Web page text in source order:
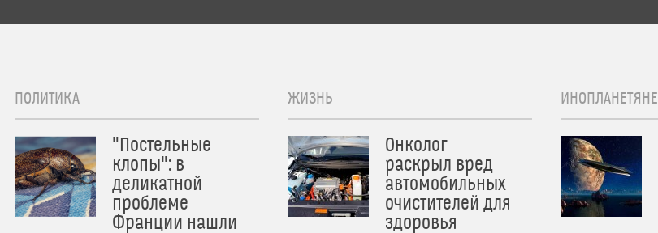
ПОЛИТИКА
"Постельные
клопы": в
деликатной
проблеме
Франции нашли
ЖИЗНЬ
Онколог
раскрыл вред
автомобильных
очистителей для
здоровья
ИНОПЛАНЕТЯНЕ